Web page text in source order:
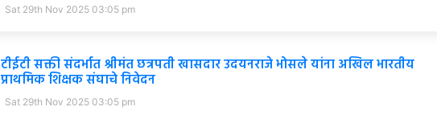
Sat 29th Nov 2025 03:05 pm
टीईटी सक्ती संदर्भात श्रीमंत छत्रपती खासदार उदयनराजे भोसले यांना अखिल भारतीय
प्राथमिक शिक्षक संघाचे निवेदन
Sat 29th Nov 2025 03:05 pm